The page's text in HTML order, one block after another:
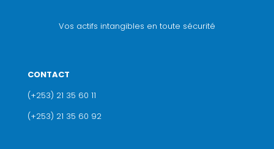
Vos actifs intangibles en toute sécurité
CONTACT
(+253) 21 35 60 11
(+253) 21 35 60 92